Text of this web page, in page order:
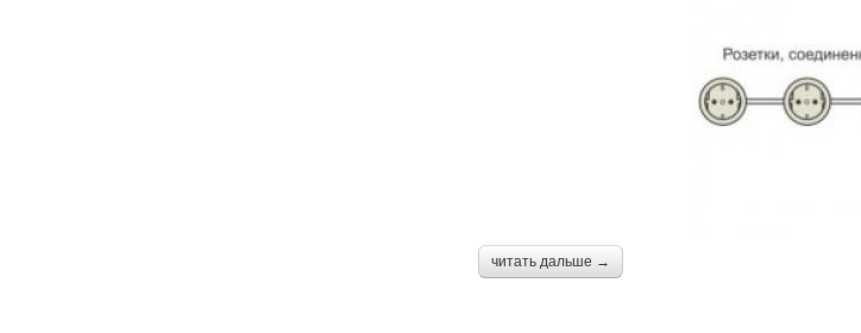
читать дальше →